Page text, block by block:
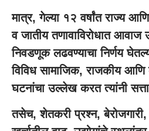
मात्र, गेल्या १२ वर्षांत राज्य
व जातीय तणावाविरोधात आवाज
निवडणूक लढवण्याचा निर्णय
विविध सामाजिक, राजकीय आणि
घटनांचा उल्लेख करत त्यांनी
तसेच, शेतकरी प्रश्न, बेरोजगारी,